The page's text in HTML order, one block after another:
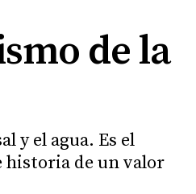
de la
y el agua. Es el
historia de un valor